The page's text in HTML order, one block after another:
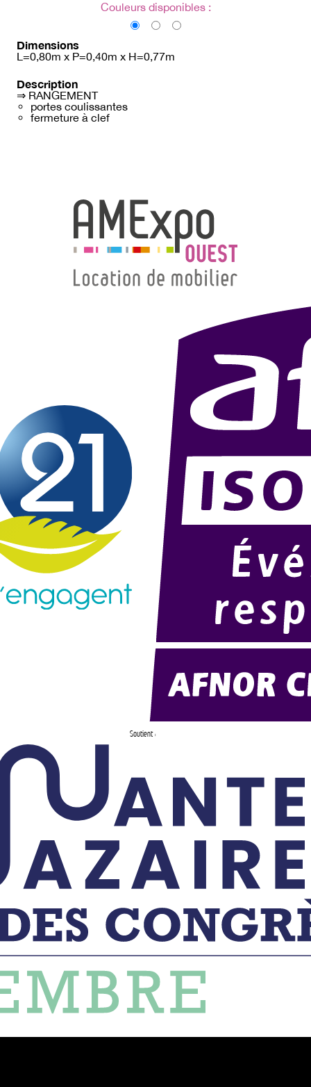
Couleurs disponibles :
Dimensions
L=0,80m x P=0,40m x H=0,77m
Description
⇒ RANGEMENT
portes coulissantes
fermeture à clef
Soutient :